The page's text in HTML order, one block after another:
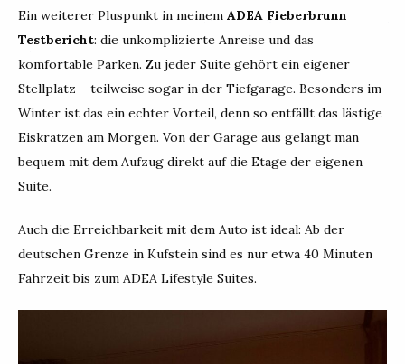
Ein weiterer Pluspunkt in meinem ADEA Fieberbrunn
Testbericht: die unkomplizierte Anreise und das
komfortable Parken. Zu jeder Suite gehört ein eigener
Stellplatz – teilweise sogar in der Tiefgarage. Besonders im
Winter ist das ein echter Vorteil, denn so entfällt das lästige
Eiskratzen am Morgen. Von der Garage aus gelangt man
bequem mit dem Aufzug direkt auf die Etage der eigenen
Suite.
Auch die Erreichbarkeit mit dem Auto ist ideal: Ab der
deutschen Grenze in Kufstein sind es nur etwa 40 Minuten
Fahrzeit bis zum ADEA Lifestyle Suites.